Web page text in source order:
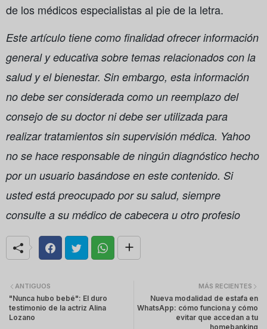
de los médicos especialistas al pie de la letra.
Este artículo tiene como finalidad ofrecer información
general y educativa sobre temas relacionados con la
salud y el bienestar. Sin embargo, esta información
no debe ser considerada como un reemplazo del
consejo de su doctor ni debe ser utilizada para
realizar tratamientos sin supervisión médica. Yahoo
no se hace responsable de ningún diagnóstico hecho
por un usuario basándose en este contenido. Si
usted está preocupado por su salud, siempre
consulte a su médico de cabecera u otro profesio
MÁS RECIENTES
Nueva modalidad de estafa en
WhatsApp: cómo funciona y cómo
evitar que accedan a tu
homebanking
ANTIGUOS
"Nunca hubo bebé": El duro
testimonio de la actriz Alina
Lozano